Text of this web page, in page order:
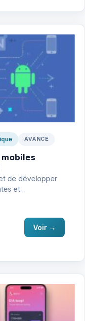
AVANCE
mobiles
de développer
et
Voir →